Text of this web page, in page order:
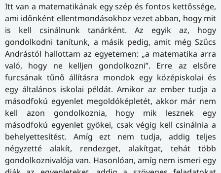
Itt van a matematikának egy szép és fontos kettőssége,
ami időnként ellentmondásokhoz vezet abban, hogy mit
is kell csinálnunk tanárként. Az egyik az, hogy
gondolkodni tanítunk, a másik pedig, amit még Szűcs
Andrástól hallottam az egyetemen: „a matematika arra
való, hogy ne kelljen gondolkozni”. Erre az elsőre
furcsának tűnő állításra mondok egy középiskolai és
egy általános iskolai példát. Amikor az ember tudja a
másodfokú egyenlet megoldóképletét, akkor már nem
kell azon gondolkoznia, hogy mik lesznek egy
másodfokú egyenlet gyökei, csak végig kell csinálnia a
behelyettesítést. Amíg ezt nem tudja, addig teljes
négyzetté alakít, rendezget, alakítgat, tehát több
gondolkoznivalója van. Hasonlóan, amíg nem ismeri egy